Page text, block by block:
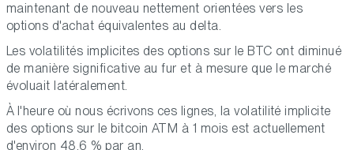
maintenant de nouveau nettement orientées vers les
options d'achat équivalentes au delta.
Les volatilités implicites des options sur le BTC ont diminué
de manière significative au fur et à mesure que le marché
évoluait latéralement.
À l'heure où nous écrivons ces lignes, la volatilité implicite
des options sur le bitcoin ATM à 1 mois est actuellement
d'environ 48,6 % par an.